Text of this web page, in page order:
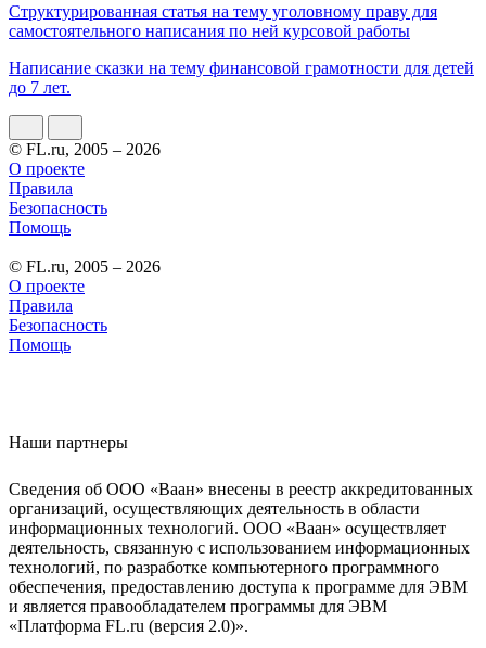
Структурированная статья на тему уголовному праву для
самостоятельного написания по ней курсовой работы
Написание сказки на тему финансовой грамотности для детей
до 7 лет.
© FL.ru, 2005 – 2026
О проекте
Правила
Безопасность
Помощь
© FL.ru, 2005 – 2026
О проекте
Правила
Безопасность
Помощь
Наши партнеры
Сведения об ООО «Ваан» внесены в реестр аккредитованных
организаций, осуществляющих деятельность в области
информационных технологий. ООО «Ваан» осуществляет
деятельность, связанную с использованием информационных
технологий, по разработке компьютерного программного
обеспечения, предоставлению доступа к программе для ЭВМ
и является правообладателем программы для ЭВМ
«Платформа FL.ru (версия 2.0)».